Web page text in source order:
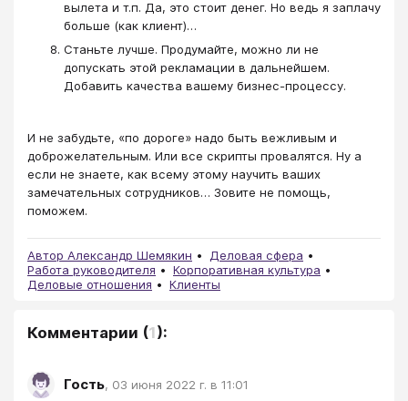
вылета и т.п. Да, это стоит денег. Но ведь я заплачу
больше (как клиент)…
Станьте лучше. Продумайте, можно ли не
допускать этой рекламации в дальнейшем.
Добавить качества вашему бизнес-процессу.
И не забудьте, «по дороге» надо быть вежливым и
доброжелательным. Или все скрипты провалятся. Ну а
если не знаете, как всему этому научить ваших
замечательных сотрудников… Зовите не помощь,
поможем.​​​​​​​
Автор Александр Шемякин
Деловая сфера
Работа руководителя
Корпоративная культура
Деловые отношения
Клиенты
Комментарии (1):
Гость, 03 июня 2022 г. в 11:01